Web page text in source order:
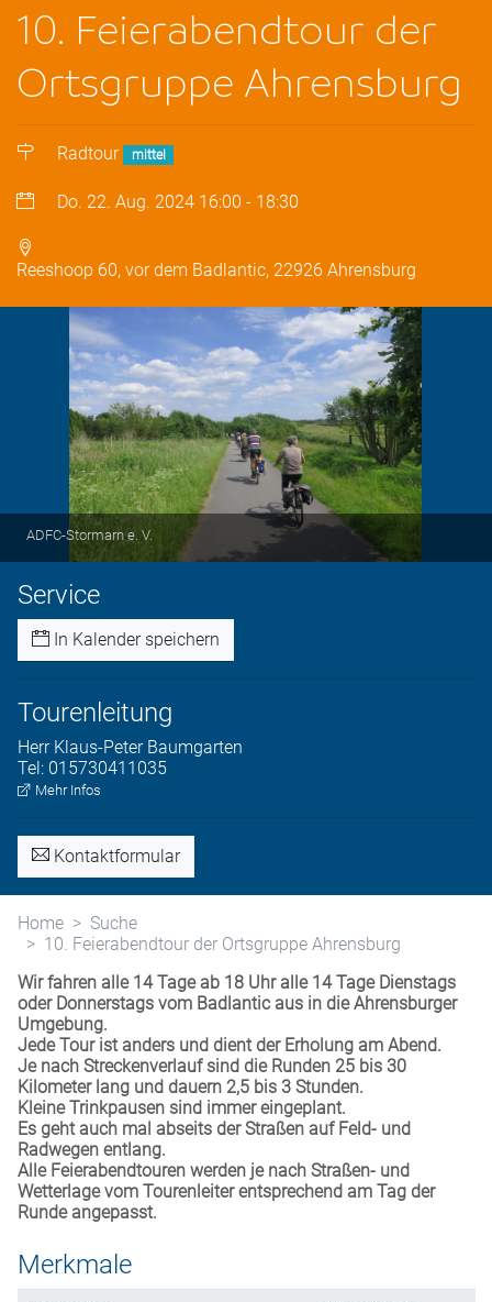
10. Feierabendtour der
Ortsgruppe Ahrensburg
Radtour mittel
Do. 22. Aug. 2024 16:00 - 18:30
Reeshoop 60, vor dem Badlantic, 22926 Ahrensburg
ADFC-Stormarn e. V.
Service
In Kalender speichern
Tourenleitung
Herr Klaus-Peter Baumgarten
Tel: 015730411035
Mehr Infos
Kontaktformular
Home
Suche
10. Feierabendtour der Ortsgruppe Ahrensburg
Wir fahren alle 14 Tage ab 18 Uhr alle 14 Tage Dienstags
oder Donnerstags vom Badlantic aus in die Ahrensburger
Umgebung.
Jede Tour ist anders und dient der Erholung am Abend.
Je nach Streckenverlauf sind die Runden 25 bis 30
Kilometer lang und dauern 2,5 bis 3 Stunden.
Kleine Trinkpausen sind immer eingeplant.
Es geht auch mal abseits der Straßen auf Feld- und
Radwegen entlang.
Alle Feierabendtouren werden je nach Straßen- und
Wetterlage vom Tourenleiter entsprechend am Tag der
Runde angepasst.
Merkmale